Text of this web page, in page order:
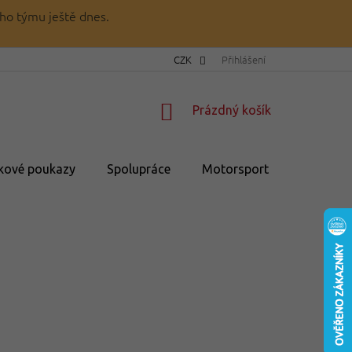
týmu ještě dnes.
CZK Přihlášení
NÁKUPNÍ
Prázdný košík
poukazy Spolupráce Motorsport